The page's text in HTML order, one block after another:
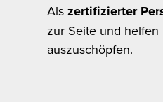
Alszertifizierter
zur Seite und
auszuschöpfen.